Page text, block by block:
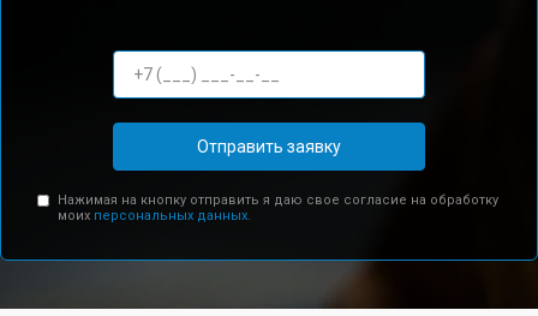
Отправить заявку
Нажимая на кнопку отправить я даю свое согласие на обработку
моих персональных данных.